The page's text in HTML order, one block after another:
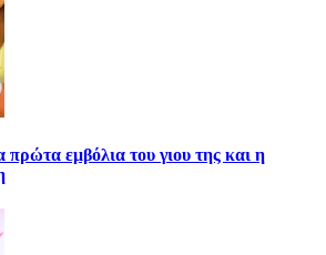
πρώτα εμβόλια του γιου της και η